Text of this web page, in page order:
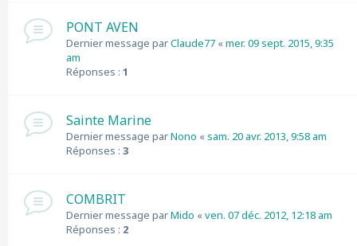
PONT AVEN
Dernier message parClaude77 «mer. 09 sept. 2015, 9:35
am
Réponses : 1
Sainte Marine
Dernier message parNono «sam. 20 avr. 2013, 9:58 am
Réponses : 3
COMBRIT
Dernier message parMido «ven. 07 déc. 2012, 12:18 am
Réponses : 2